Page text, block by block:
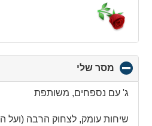
מסר שלי
to
collapse
ג' עם נספחים, משותפת
שיחות עומק, לצחוק הרבה (ועל